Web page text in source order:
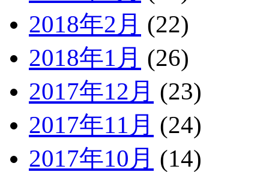
2018年2月 (22)
2018年1月 (26)
2017年12月 (23)
2017年11月 (24)
2017年10月 (14)